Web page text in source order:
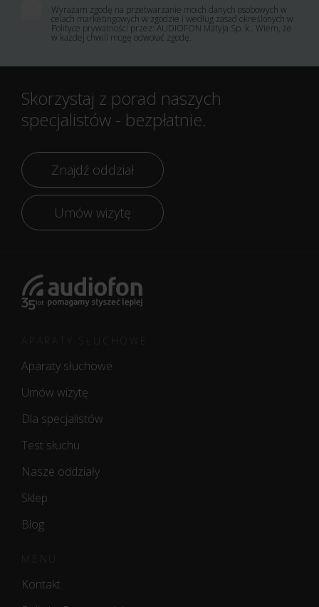
Wyrażam zgodę na przetwarzanie moich danych osobowych w
celach marketingowych w zgodzie i według zasad określonych w
Polityce prywatności przez: AUDIOFON Matyja Sp. k.. Wiem, że
w każdej chwili mogę odwołać zgodę.
Skorzystaj z porad naszych
specjalistów - bezpłatnie.
Znajdź oddział
Umów wizytę
Aparaty słuchowe
Umów wizytę
Dla specjalistów
Test słuchu
Nasze oddziały
Sklep
Blog
Kontakt